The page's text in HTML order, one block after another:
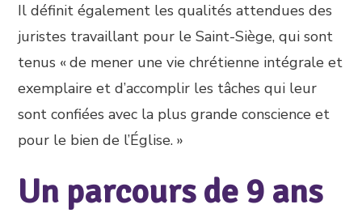
Il définit également les qualités attendues des
juristes travaillant pour le Saint-Siège, qui sont
tenus « de mener une vie chrétienne intégrale et
exemplaire et d’accomplir les tâches qui leur
sont confiées avec la plus grande conscience et
pour le bien de l’Église. »
Un parcours de 9 ans